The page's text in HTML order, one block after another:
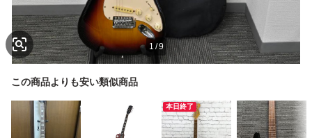
1 /9
この商品よりも安い類似商品
本日終了